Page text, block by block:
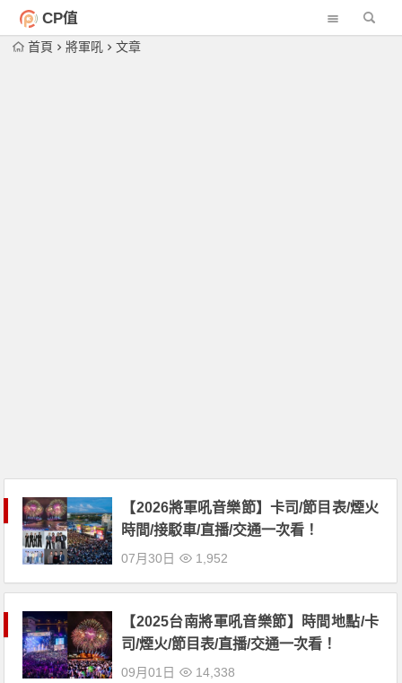
CP值
首頁 將軍吼 文章
【2026將軍吼音樂節】卡司/節目表/煙火
時間/接駁車/直播/交通一次看！
07月30日 1,952
【2025台南將軍吼音樂節】時間地點/卡
司/煙火/節目表/直播/交通一次看！
09月01日 14,338